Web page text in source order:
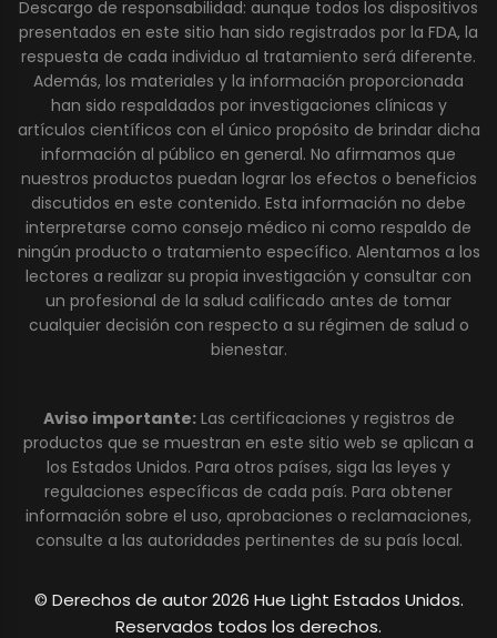
Descargo de responsabilidad: aunque todos los dispositivos
presentados en este sitio han sido registrados por la FDA, la
respuesta de cada individuo al tratamiento será diferente.
Además, los materiales y la información proporcionada
han sido respaldados por investigaciones clínicas y
artículos científicos con el único propósito de brindar dicha
información al público en general. No afirmamos que
nuestros productos puedan lograr los efectos o beneficios
discutidos en este contenido. Esta información no debe
interpretarse como consejo médico ni como respaldo de
ningún producto o tratamiento específico. Alentamos a los
lectores a realizar su propia investigación y consultar con
un profesional de la salud calificado antes de tomar
cualquier decisión con respecto a su régimen de salud o
bienestar.
Aviso importante:Las certificaciones y registros de
productos que se muestran en este sitio web se aplican a
los Estados Unidos. Para otros países, siga las leyes y
regulaciones específicas de cada país. Para obtener
información sobre el uso, aprobaciones o reclamaciones,
consulte a las autoridades pertinentes de su país local.
© Derechos de autor 2026 Hue Light Estados Unidos.
Reservados todos los derechos.